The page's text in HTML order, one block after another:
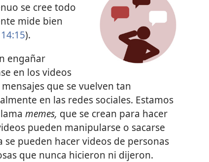
se cree todo
mide bien
).
engañar
en los videos
que se vuelven tan
en las redes sociales. Estamos
memes, que se crean para hacer
pueden manipularse o sacarse
pueden hacer videos de personas
que nunca hicieron ni dijeron.